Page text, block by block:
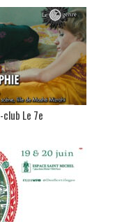
club Le 7e